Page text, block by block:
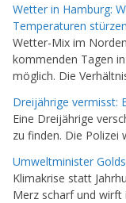
Wetter in Hamburg:
Temperaturen
Wetter-Mix im
kommenden Tagen
möglich. Die
Dreijährige vermisst:
Eine Dreijährige
zu finden. Die Polizei
Umweltminister
Klimakrise statt
Merz scharf und